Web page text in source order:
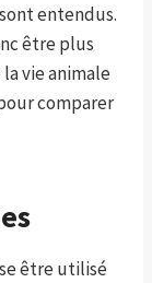
entendus.
être plus
vie animale
comparer
être utilisé